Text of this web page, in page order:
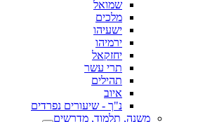
שמואל
מלכים
ישעיהו
ירמיהו
יחזקאל
תרי עשר
תהילים
איוב
נ"ך - שיעורים נפרדים
משנה, תלמוד, מדרשים